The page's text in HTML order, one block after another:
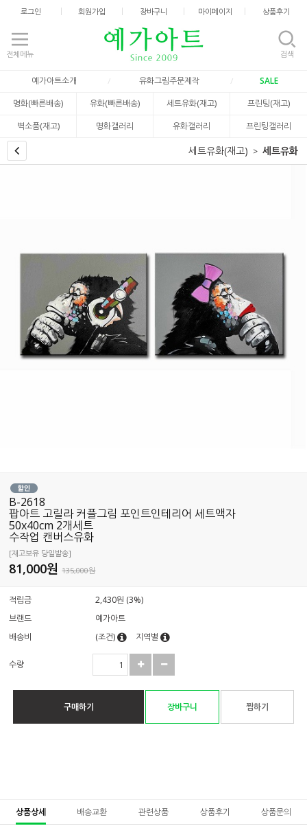
로그인 회원가입 장바구니 마이페이지 상품후기
전체메뉴 검색
예가아트소개 유화그림주문제작
SALE
명화(빠른배송)
유화(빠른배송) 세트유화(재고)
프린팅(재고)
벽소품(재고)
명화갤러리 유화갤러리 프린팅갤러리
세트유화(재고) 세트유화
B-2618
팝아트 고릴라 커플그림 포인트인테리어 세트액자
50x40cm 2개세트
수작업 캔버스유화
[재고보유 당일발송]
81,000원135,000원
적립금
2,430원 (3%)
브랜드
예가아트
배송비
(조건) 지역별
수량
구매하기 장바구니 찜하기
상품상세 배송교환 관련상품 상품후기 상품문의